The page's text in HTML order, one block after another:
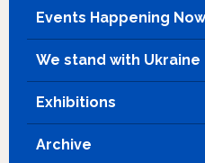
Events Happening Now
We stand with Ukraine
Exhibitions
Archive